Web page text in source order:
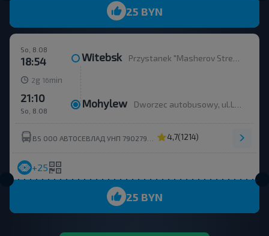
25 BYN
So, 8.08
18:54 Witebsk Przystanek "Masherov Street" od strony centrum handlowego "Orchidea".
2g 16 min
So, 8.08
21:10 Mohylew Dworzec autobusowy, ul.Leninskaha 93
4,7(1214)
+25
25 BYN